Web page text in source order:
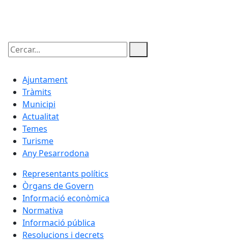
Cercar:
Ajuntament
Tràmits
Municipi
Actualitat
Temes
Turisme
Any Pesarrodona
Representants polítics
Òrgans de Govern
Informació econòmica
Normativa
Informació pública
Resolucions i decrets